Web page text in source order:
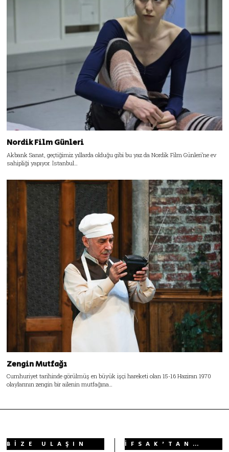
Nordik Film Günleri
Akbank Sanat, geçtiğimiz yıllarda olduğu gibi bu yaz da Nordik Film Günleri’ne ev
sahipliği yapıyor. İstanbul…
Zengin Mutfağı
Cumhuriyet tarihinde görülmüş en büyük işçi hareketi olan 15-16 Haziran 1970
olaylarının zengin bir ailenin mutfağına…
BIZE ULAŞIN İFSAK’TAN…